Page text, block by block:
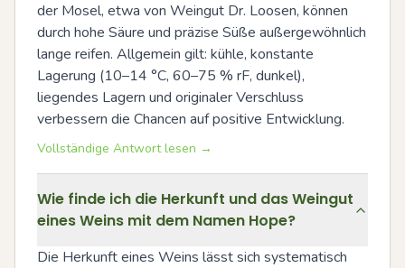
der Mosel, etwa von Weingut Dr. Loosen, können
durch hohe Säure und präzise Süße außergewöhnlich
lange reifen. Allgemein gilt: kühle, konstante
Lagerung (10–14 °C, 60–75 % rF, dunkel),
liegendes Lagern und originaler Verschluss
verbessern die Chancen auf positive Entwicklung.
Vollständige Antwort lesen →
Wie finde ich die Herkunft und das Weingut
eines Weins mit dem Namen Hope?
Die Herkunft eines Weins lässt sich systematisch